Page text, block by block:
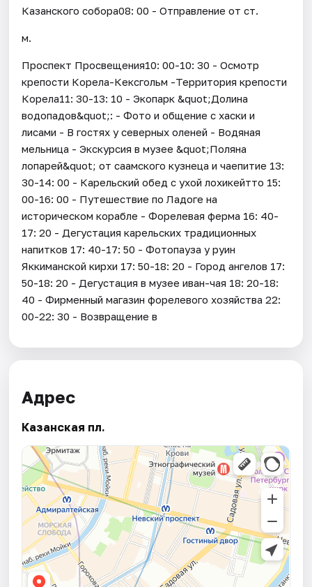
Казанского собора08: 00 - Отправление от ст.
м.
Проспект Просвещения10: 00-10: 30 - Осмотр
крепости Корела-Кексгольм -Территория крепости
Корела11: 30-13: 10 - Экопарк &quot;Долина
водопадов&quot;: - Фото и общение с хаски и
лисами - В гостях у северных оленей - Водяная
мельница - Экскурсия в музее &quot;Поляна
лопарей&quot; от саамского кузнеца и чаепитие 13:
30-14: 00 - Карельский обед с ухой лохикейтто 15:
00-16: 00 - Путешествие по Ладоге на
историческом корабле - Форелевая ферма 16: 40-
17: 20 - Дегустация карельских традиционных
напитков 17: 40-17: 50 - Фотопауза у руин
Яккиманской кирхи 17: 50-18: 20 - Город ангелов 17:
50-18: 20 - Дегустация в музее иван-чая 18: 20-18:
40 - Фирменный магазин форелевого хозяйства 22:
00-22: 30 - Возвращение в
Адрес
Казанская пл.